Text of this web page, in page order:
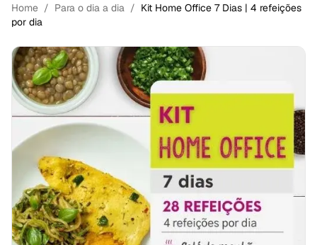
Home / Para o dia a dia / Kit Home Office 7 Dias | 4 refeições
por dia